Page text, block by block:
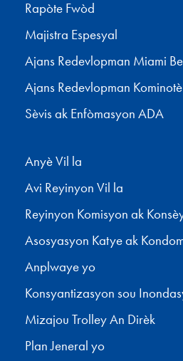
Rapòte Fwòd
Majistra Espesyal
Ajans Redevlopman Miami
Ajans Redevlopman
Sèvis ak Enfòmasyon ADA
Anyè Vil la
Avi Reyinyon Vil la
Reyinyon Komisyon ak
Asosyasyon Katye ak
Anplwaye yo
Konsyantizasyon sou
Mizajou Trolley An Dirèk
Plan Jeneral yo